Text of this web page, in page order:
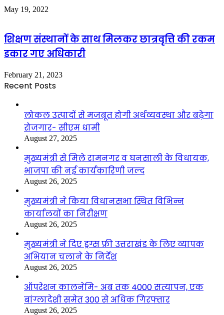
May 19, 2022
शिक्षण संस्थानों के साथ मिलकर छात्रवृत्ति की रकम
डकार गए अधिकारी
February 21, 2023
Recent Posts
लोकल उत्पादों से मजबूत होगी अर्थव्यवस्था और बढ़ेगा
रोजगार- सीएम धामी
August 27, 2025
मुख्यमंत्री से मिले रामनगर व घनसाली के विधायक,
भाजपा की नई कार्यकारिणी जल्द
August 26, 2025
मुख्यमंत्री ने किया विधानसभा स्थित विभिन्न
कार्यालयों का निरीक्षण
August 26, 2025
मुख्यमंत्री ने दिए ड्रग्स फ्री उत्तराखंड के लिए व्यापक
अभियान चलाने के निर्देश
August 26, 2025
ऑपरेशन कालनेमि- अब तक 4000 सत्यापन, एक
बांग्लादेशी समेत 300 से अधिक गिरफ्तार
August 26, 2025